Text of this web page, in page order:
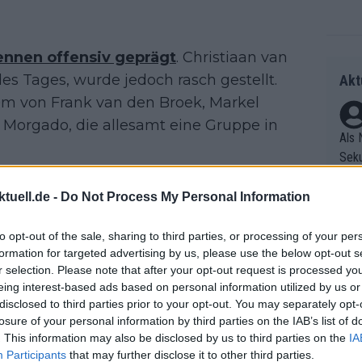
- Do Not Process My Personal Information
opt-out of the sale, sharing to third parties, or processing of your
for targeted advertising by us, please use the below opt-out
selection. Please note that after your opt-out request is processed
interest-based ads based on personal information utilized by us
to third parties prior to your opt-out. You may separately
of your personal information by third parties on the IAB’s list of
This information may also be disclosed by us to third parties on the
Participants that may further disclose it to other third parties.
offensiv geprägt. Christiaan van
Tages, wurde jedoch rasch gestellt.
von Frank van den Broek, Markel
die allesamt eine Gruppe in
Luft. Lidl-Trek und UAE Team
vor allem weil Lidl-Trek
bringen wollte.
eine stärkere Fluchtgruppe mit
Jhonatan Narváez und
zerlegte jedoch auch diese
die Führung in der Bergwertung
Als
er
rifft
Die
as
ür
ss
as
et.